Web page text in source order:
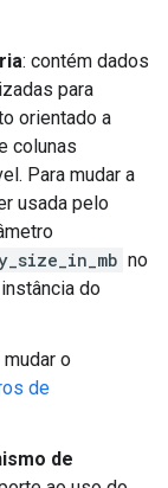
: contém dados
para
orientado a
colunas
Para mudar a
usada pelo
no
do
o
de
de